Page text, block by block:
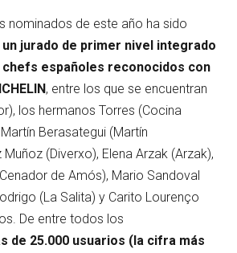
nominados de este año ha sido
un jurado de primer nivel integrado
chefs españoles reconocidos con
, entre los que se encuentran
los hermanos Torres (Cocina
Berasategui (Martín
(Diverxo), Elena Arzak (Arzak),
de Amós), Mario Sandoval
(La Salita) y Carito Lourenço
De entre todos los
de 25.000 usuarios (la cifra más